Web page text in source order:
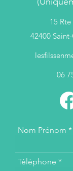
15
42400
06
Nom Prénom
Téléphone